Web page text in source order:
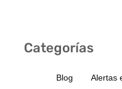
Categorías
Blog Alertas